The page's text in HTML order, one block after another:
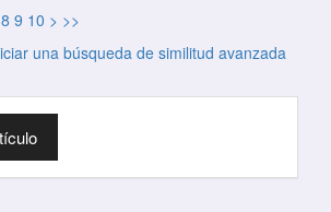
8 9 10 > >>
una búsqueda de similitud avanzada